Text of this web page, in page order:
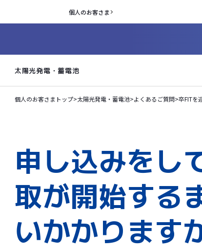
個人のお客さま
太陽光発電・蓄電池
個人のお客さまトップ>太陽光発電・蓄電池>よくあるご質問>卒FITを
申し込みをし
取が開始する
いかかります